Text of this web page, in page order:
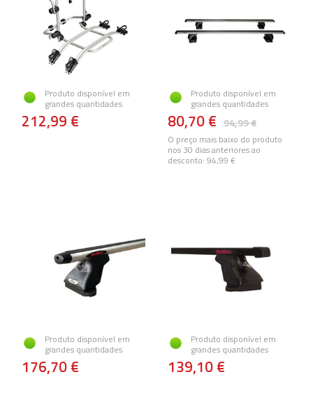
Produto disponível em
grandes quantidades
212,99 €
Produto disponível em
grandes quantidades
94,99 €
80,70 €
O preço mais baixo do produto
nos 30 dias anteriores ao
desconto: 94,99 €
Produto disponível em
grandes quantidades
176,70 €
Produto disponível em
grandes quantidades
139,10 €